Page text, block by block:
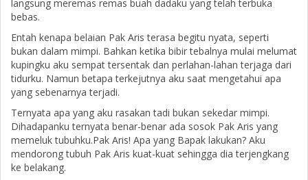
langsung meremas remas buah dadaku yang telah terbuka
bebas.
Entah kenapa belaian Pak Aris terasa begitu nyata, seperti
bukan dalam mimpi. Bahkan ketika bibir tebalnya mulai melumat
kupingku aku sempat tersentak dan perlahan-lahan terjaga dari
tidurku. Namun betapa terkejutnya aku saat mengetahui apa
yang sebenarnya terjadi.
Ternyata apa yang aku rasakan tadi bukan sekedar mimpi.
Dihadapanku ternyata benar-benar ada sosok Pak Aris yang
memeluk tubuhku.Pak Aris! Apa yang Bapak lakukan? Aku
mendorong tubuh Pak Aris kuat-kuat sehingga dia terjengkang
ke belakang.